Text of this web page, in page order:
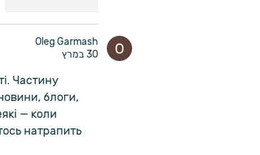
Oleg Garmash
30 במרץ
Частину
блоги,
— коли
натрапить